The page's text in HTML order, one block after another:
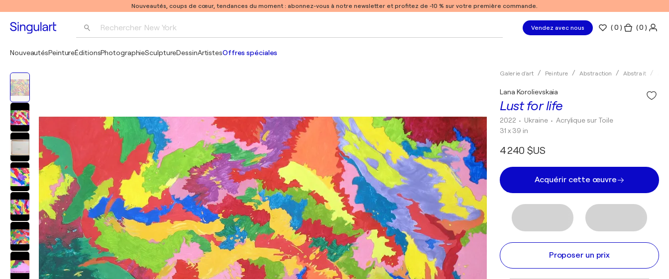
Nouveautés, coups de cœur, tendances du moment : abonnez-vous à notre newsletter et profitez de -10 % sur votre première commande.
Rechercher New York Vendez avec nous (0 ) ( 0 )
NouveautésPeintureÉditionsPhotographieSculptureDessinArtistesOffres spéciales
Galerie d'art Peinture Abstraction Abstrait
Lust for life
Lana Korolievskaia
2022 • Ukraine • Acrylique sur Toile
31 x 39 in
4 240 $US
Acquérir cette œuvre
Proposer un prix